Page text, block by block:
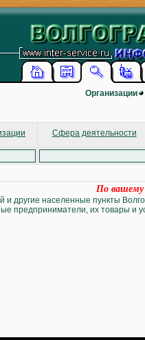
Организации
Сфера деятельности
По вашему
и другие населенные пункты
предприниматели, их товары и